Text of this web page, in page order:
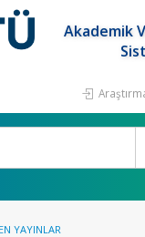
Akademik
YAYINLAR